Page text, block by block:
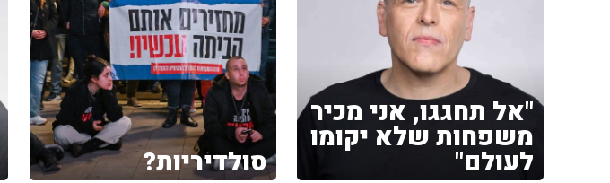
"אל תחגגו, אני מכיר
משפחות שלא יקומו
לעולם" סולדיריות?